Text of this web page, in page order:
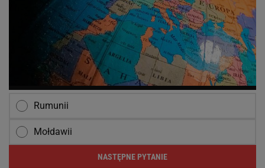
Rumunii
Mołdawii
NASTĘPNE PYTANIE